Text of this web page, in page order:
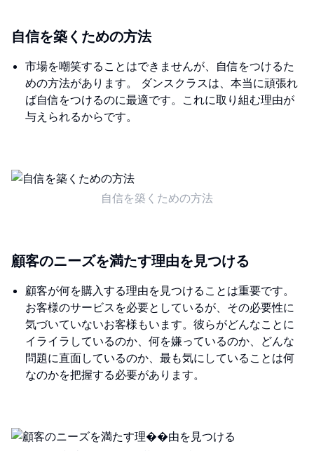
自信を築くための方法
市場を嘲笑することはできませんが、自信をつけるた
めの方法があります。 ダンスクラスは、本当に頑張れ
ば自信をつけるのに最適です。これに取り組む理由が
与えられるからです。
自信を築くための方法
顧客のニーズを満たす理由を見つける
顧客が何を購入する理由を見つけることは重要です。
お客様のサービスを必要としているが、その必要性に
気づいていないお客様もいます。彼らがどんなことに
イライラしているのか、何を嫌っているのか、どんな
問題に直面しているのか、最も気にしていることは何
なのかを把握する必要があります。